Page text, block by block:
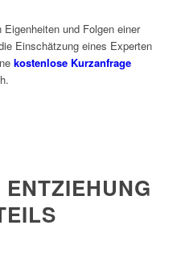
und Folgen einer
Einschätzung eines Experten
kostenlose Kurzanfrage